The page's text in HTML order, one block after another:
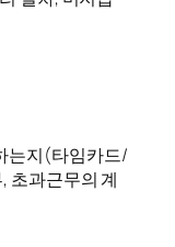
는지(타임카드/
초과근무의 계